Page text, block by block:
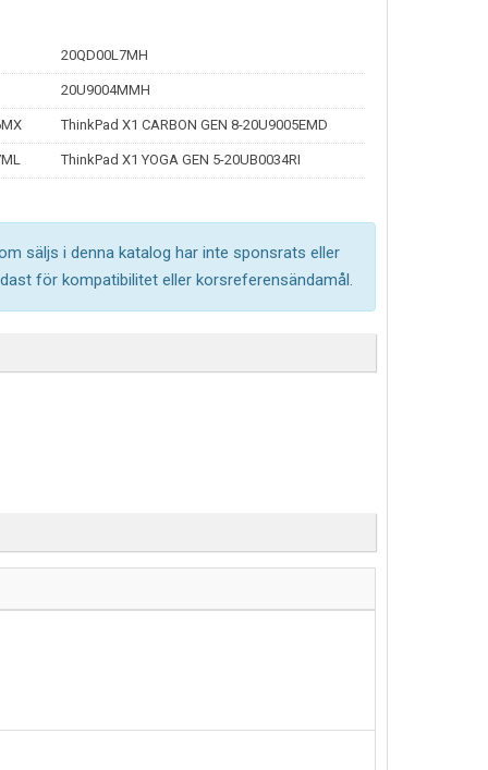
20QD00L7MH
20U9004MMH
ThinkPad X1 CARBON GEN 8-20U9005EMD
ThinkPad X1 YOGA GEN 5-20UB0034RI
säljs i denna katalog har inte sponsrats eller
för kompatibilitet eller korsreferensändamål.